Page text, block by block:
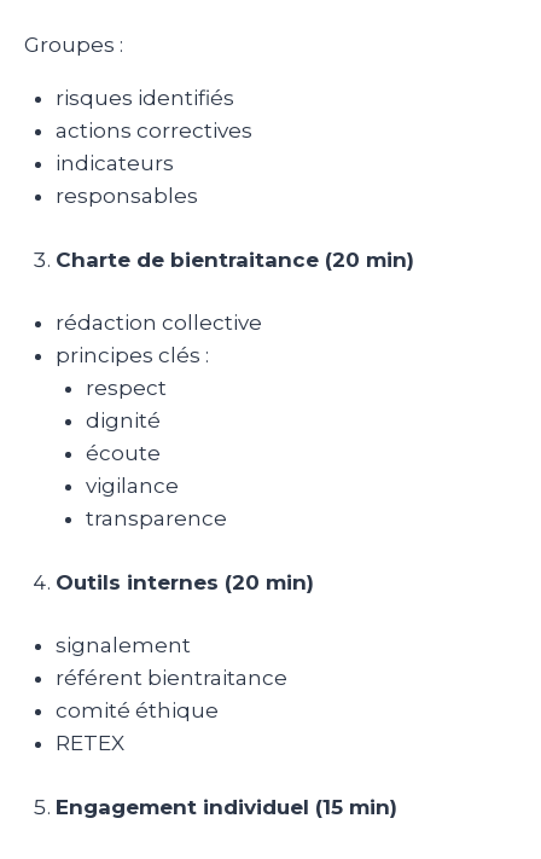
Groupes :
risques identifiés
actions correctives
indicateurs
responsables
Charte de bientraitance (20 min)
rédaction collective
principes clés :
respect
dignité
écoute
vigilance
transparence
Outils internes (20 min)
signalement
référent bientraitance
comité éthique
RETEX
Engagement individuel (15 min)